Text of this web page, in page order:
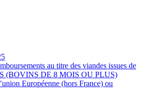
au titre des viandes issues de
(BOVINS DE 8 MOIS OU PLUS)
Européenne (hors France) ou